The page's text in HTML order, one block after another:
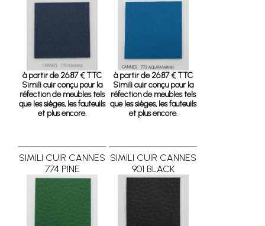
à partir de 26.87 € TTC
Simili cuir conçu pour la
réfection de meubles tels
que les sièges, les fauteuils
et plus encore.
à partir de 26.87 € TTC
Simili cuir conçu pour la
réfection de meubles tels
que les sièges, les fauteuils
et plus encore.
SIMILI CUIR CANNES
774 PINE
SIMILI CUIR CANNES
901 BLACK